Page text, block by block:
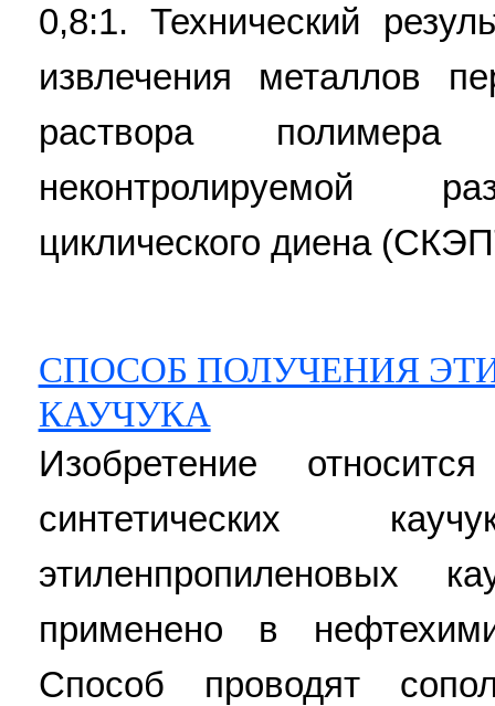
0,8:1. Технический
извлечения металлов
раствора
неконтролируемой
циклического диена
СПОСОБ ПОЛУЧЕНИЯ
КАУЧУКА
Изобретение
синтетических
этиленпропиленовых
применено в
Способ проводят